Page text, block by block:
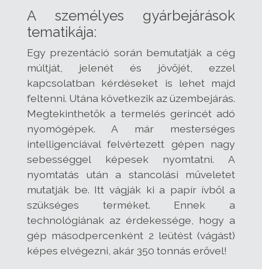
A személyes gyárbejárások
tematikája:
Egy prezentáció során bemutatják a cég
múltját, jelenét és jövőjét, ezzel
kapcsolatban kérdéseket is lehet majd
feltenni. Utána következik az üzembejárás.
Megtekinthetők a termelés gerincét adó
nyomógépek. A már mesterséges
intelligenciával felvértezett gépen nagy
sebességgel képesek nyomtatni. A
nyomtatás után a stancolási műveletet
mutatják be. Itt vágják ki a papír ívből a
szükséges terméket. Ennek a
technológiának az érdekessége, hogy a
gép másodpercenként 2 leütést (vágást)
képes elvégezni, akár 350 tonnás erővel!